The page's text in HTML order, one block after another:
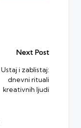
Next Post
Ustaj i zablistaj:
dnevni rituali
kreativnih ljudi